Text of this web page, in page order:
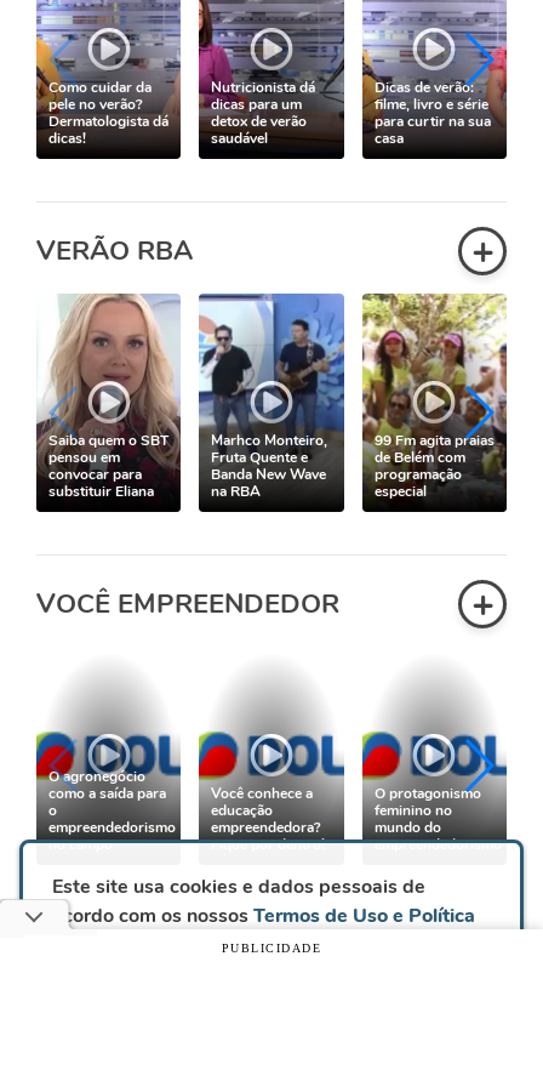
Este site usa cookies e dados pessoais de
acordo com os nossosTermos de Uso e Política
e, ao continuar navegando neste
Como cuidar da
pele no verão?
Dermatologista dá
dicas!
Nutricionista dá
dicas para um
detox de verão
saudável
Dicas de verão:
filme, livro e série
para curtir na sua
casa
VERÃO RBA +
Saiba quem o SBT
pensou em
convocar para
substituir Eliana
Marhco Monteiro,
Fruta Quente e
Banda New Wave
na RBA
99 Fm agita praias
de Belém com
programação
especial
VOCÊ EMPREENDEDOR +
O agronegócio
como a saída para
o
empreendedorismo
no campo
Você conhece a
educação
empreendedora?
Fique por dentro!
O protagonismo
feminino no
mundo do
empreendedorismo
ZOOM DA POLITIKA
PUBLICIDADE